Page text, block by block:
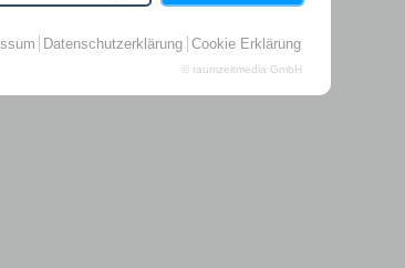
Datenschutzerklärung Cookie Erklärung
© raumzeitmedia GmbH